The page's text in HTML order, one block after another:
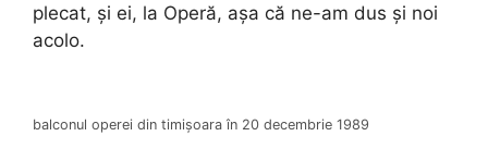
plecat, și ei, la Operă, așa că ne-am dus și noi
acolo.
balconul operei din timișoara în 20 decembrie 1989